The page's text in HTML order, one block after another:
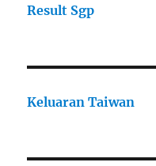
Result Sgp
Keluaran Taiwan